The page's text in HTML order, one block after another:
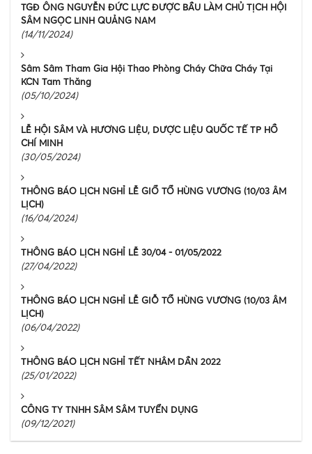
TGĐ ÔNG NGUYỄN ĐỨC LỰC ĐƯỢC BẦU LÀM CHỦ TỊCH HỘI
SÂM NGỌC LINH QUẢNG NAM
(14/11/2024)
Sâm Sâm Tham Gia Hội Thao Phòng Cháy Chữa Cháy Tại
KCN Tam Thăng
(05/10/2024)
LỄ HỘI SÂM VÀ HƯƠNG LIỆU, DƯỢC LIỆU QUỐC TẾ TP HỒ
CHÍ MINH
(30/05/2024)
THÔNG BÁO LỊCH NGHỈ LỄ GIỔ TỔ HÙNG VƯƠNG (10/03 ÂM
LỊCH)
(16/04/2024)
THÔNG BÁO LỊCH NGHỈ LỄ 30/04 - 01/05/2022
(27/04/2022)
THÔNG BÁO LỊCH NGHỈ LỄ GIỖ TỔ HÙNG VƯƠNG (10/03 ÂM
LỊCH)
(06/04/2022)
THÔNG BÁO LỊCH NGHỈ TẾT NHÂM DẦN 2022
(25/01/2022)
CÔNG TY TNHH SÂM SÂM TUYỂN DỤNG
(09/12/2021)